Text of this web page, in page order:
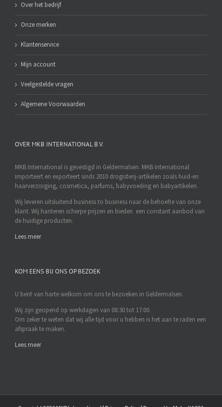
Over het bedrijf
Onze merken
Klantenservice
Mijn account
Veelgestelde vragen
Algemene Voorwaarden
OVER MKB INTERNATIONAL B.V.
MKB International is gevestigd in Geldermalsen. MKB International
importeert en exporteert sinds 2010 drogisterij-artikelen zoals huid-en
haarverzorging, cosmetica, parfums, babyvoeding en babyartikelen.
Wij leveren uitsluitend business to business naar de behoefte van onze
klant. Wij hanteren scherpe prijzen en bieden een constant aanbod van
de huidige producten.
Lees meer
KOM EENS BIJ ONS OP BEZOEK
U bent van harte welkom om ons te bezoeken in Geldermalsen.
Wij zijn geopend op werkdagen van 08:30 tot 17:00.
Om zeker te weten dat wij alle tijd voor u hebben is het aan te raden een
afspraak te maken.
Lees meer